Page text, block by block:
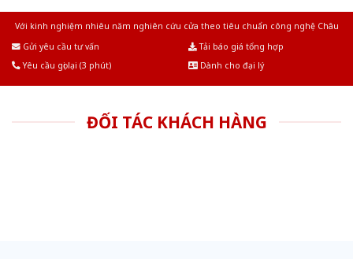
Với kinh nghiệm nhiêu năm nghiên cứu cửa theo tiêu chuẩn công nghệ Châu
Gửi yêu cầu tư vấn
Tải báo giá tổng hợp
Yêu cầu gọi lại (3 phút)
Dành cho đại lý
ĐỐI TÁC KHÁCH HÀNG